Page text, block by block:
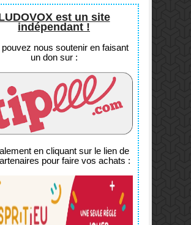
bonne
bientôt
end)... -
est un site
indépendant !
pouvez nous soutenir en faisant
un don sur :
en cliquant sur le lien de
pour faire vos achats :